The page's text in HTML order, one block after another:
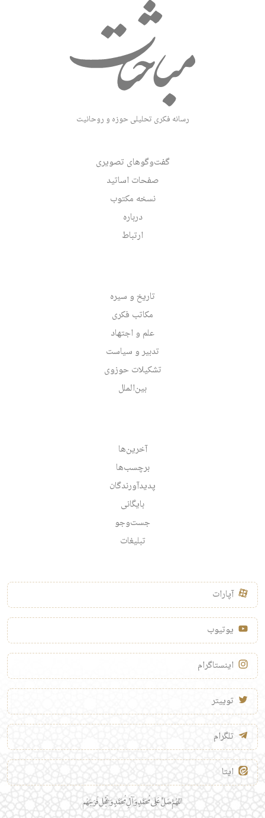
رسانه فکری تحلیلی حوزه و روحانیت
گفت‌وگوهای تصویری
صفحات اساتید
نسخه مکتوب
درباره
ارتباط
تاریخ و سیره
مکاتب فکری
علم و اجتهاد
تدبیر و سیاست
تشکیلات حوزوی
بین‌الملل
آخرین‌ها
برچسب‌ها
پدیدآورندگان
بایگانی
جست‌وجو
تبلیغات
آپارات
یوتیوب
اینستاگرام
توییتر
تلگرام
ایتا